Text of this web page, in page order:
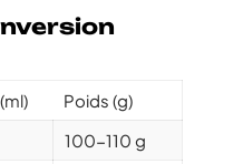
Poids (g)
100-110 g